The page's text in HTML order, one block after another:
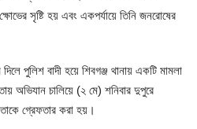
সৃষ্টি হয় এবং একপর্যায়ে তিনি জনরোষের
পুলিশ বাদী হয়ে শিবগঞ্জ থানায় একটি মামলা
অভিযান চালিয়ে (২ মে) শনিবার দুপুরে
গ্রেফতার করা হয়।